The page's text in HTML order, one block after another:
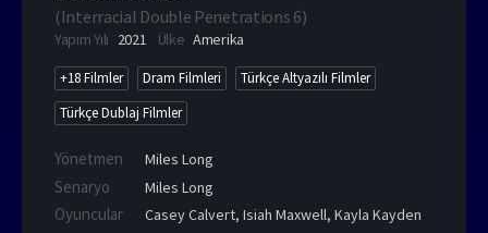
(Interracial Double Penetrations 6)
Yapım Yılı 2021 Ülke Amerika
+18 Filmler Dram Filmleri
Türkçe Altyazılı Filmler
Türkçe Dublaj Filmler
Yönetmen Miles Long
Senaryo Miles Long
Oyuncular Casey Calvert, Isiah Maxwell, Kayla Kayden